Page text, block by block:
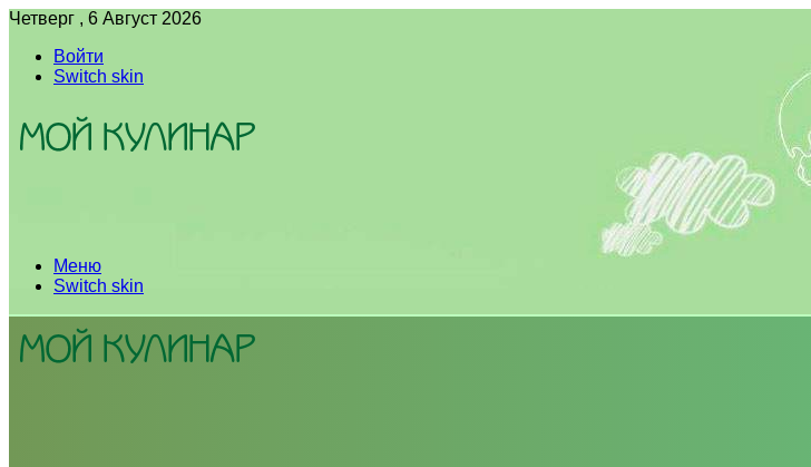
Четверг , 6 Август 2026
Войти
Switch skin
Меню
Switch skin